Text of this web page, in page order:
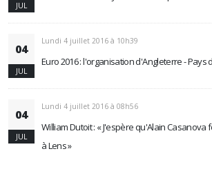
JUL
04
JUL
Lundi 4 juillet 2016 à 10h39
Euro 2016 : l'organisation d'Angleterre - Pays
04
JUL
Lundi 4 juillet 2016 à 08h56
William Dutoit : « J'espère qu'Alain
à Lens »